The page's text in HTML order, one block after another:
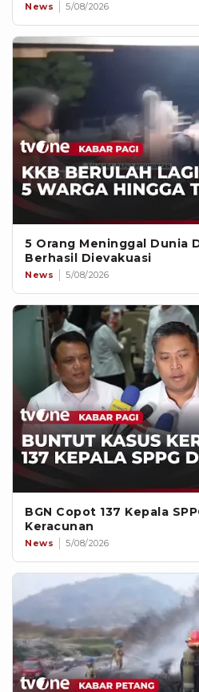
News 5/08/2026
5 Orang Meninggal Dunia
Berhasil Dievakuasi
News 5/08/2026
BGN Copot 137 Kepala
Keracunan
News 5/08/2026